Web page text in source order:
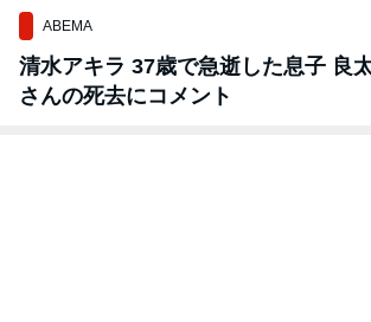
ABEMA
清水アキラ 37歳で急逝した息子 良
さんの死去にコメント